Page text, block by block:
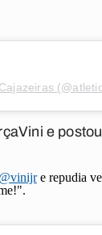
e
@vinijre repudia